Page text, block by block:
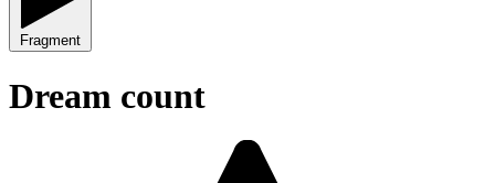
Fragment
Dream count